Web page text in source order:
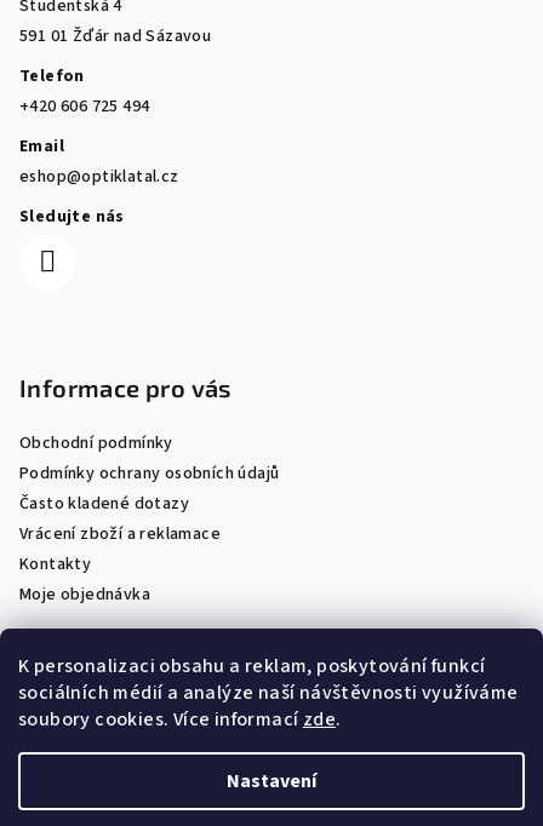
K personalizaci obsahu a reklam, poskytování funkcí
sociálních médií a analýze naší návštěvnosti využíváme
soubory cookies. Více informacízde.
Nastavení
Studentská 4
591 01 Žďár nad Sázavou
Telefon
+420 606 725 494
Email
eshop@optiklatal.cz
Sledujte nás
Informace pro vás
Obchodní podmínky
Podmínky ochrany osobních údajů
Často kladené dotazy
Vrácení zboží a reklamace
Kontakty
Moje objednávka
Facebook